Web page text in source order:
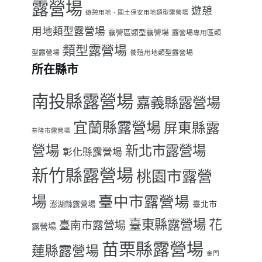
露營場 遊憩用地、國土保安用地類型露營場 遊憩
用地類型露營場 露營區類型露營場 露營場專用區類
型露營場 類型露營場 養殖用地類型露營場
所在縣市
南投縣露營場 嘉義縣露營場
基隆市露營場 宜蘭縣露營場 屏東縣露
營場 彰化縣露營場 新北市露營場
新竹縣露營場 桃園市露營
場 澎湖縣露營場 臺中市露營場 臺北市
露營場 臺南市露營場 臺東縣露營場 花
蓮縣露營場 苗栗縣露營場 金門